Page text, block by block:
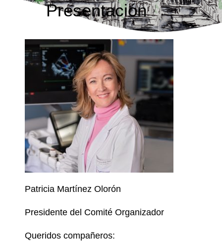
Presentación
Patricia Martínez Olorón
Presidente del Comité Organizador
Queridos compañeros: